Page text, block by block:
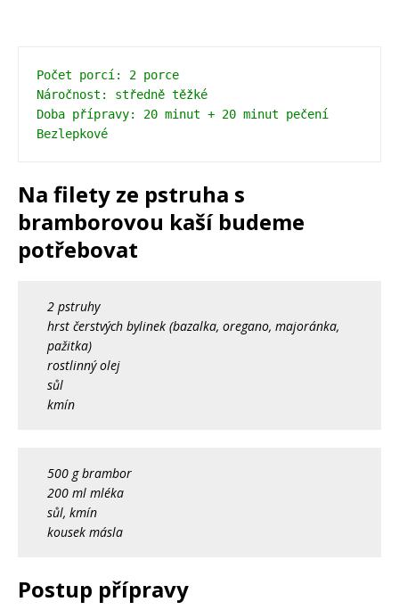
Počet porcí: 2 porce
Náročnost: středně těžké
Doba přípravy: 20 minut + 20 minut pečení
Bezlepkové
Na filety ze pstruha s
bramborovou kaší budeme
potřebovat
2 pstruhy
hrst čerstvých bylinek (bazalka, oregano, majoránka,
pažitka)
rostlinný olej
sůl
kmín
500 g brambor
200 ml mléka
sůl, kmín
kousek másla
Postup přípravy